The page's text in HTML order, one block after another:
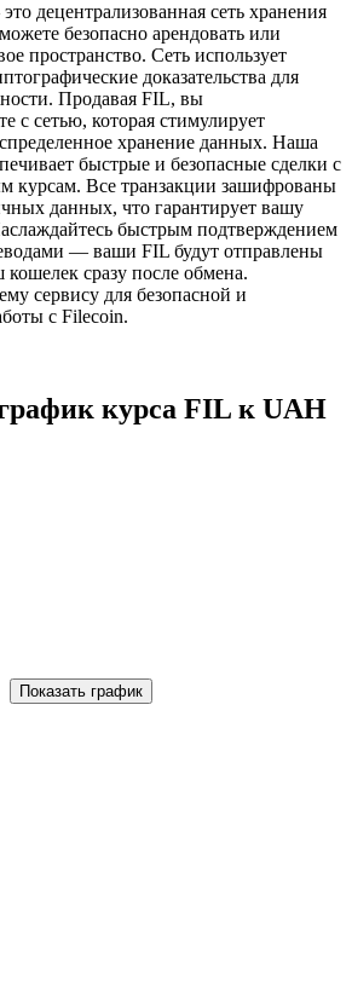
децентрализованная сеть хранения
безопасно арендовать или
пространство. Сеть использует
доказательства для
Продавая FIL, вы
с сетью, которая стимулирует
хранение данных. Наша
быстрые и безопасные сделки с
курсам. Все транзакции зашифрованы
данных, что гарантирует вашу
быстрым подтверждением
— ваши FIL будут отправлены
сразу после обмена.
сервису для безопасной и
с Filecoin.
курса FIL к UAH
Показать график